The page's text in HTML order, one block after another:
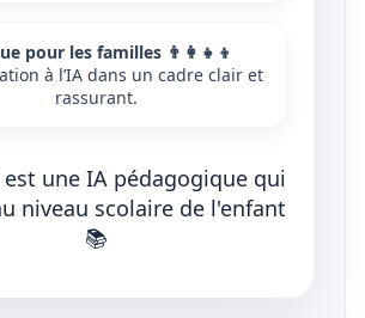
pour les familles 👨‍👩‍👧‍👦
à l’IA dans un cadre clair et
rassurant.
est une IA pédagogique qui
niveau scolaire de l'enfant
📚